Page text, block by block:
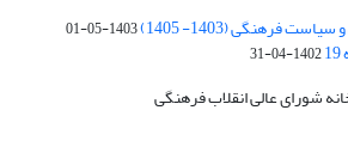
فرهنگی (1403- 1405) 1403-05-01
1402-04-31
شورای عالی انقلاب فرهنگی